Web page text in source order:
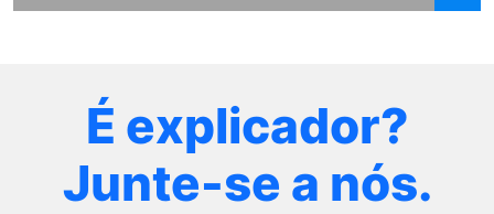
É explicador?
Junte-se a nós.